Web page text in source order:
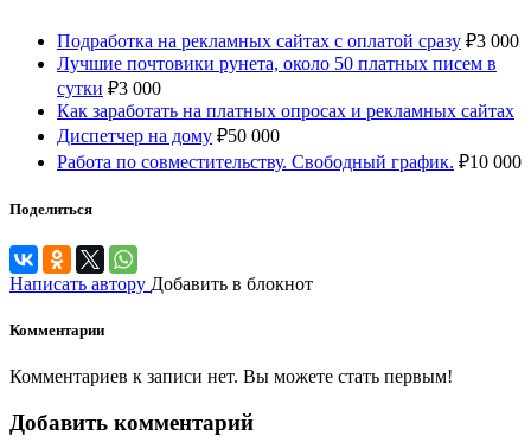
Подработка на рекламных сайтах с оплатой сразу ₽3 000
Лучшие почтовики рунета, около 50 платных писем в
сутки ₽3 000
Как заработать на платных опросах и рекламных сайтах
Диспетчер на дому ₽50 000
Работа по совместительству. Свободный график. ₽10 000
Поделиться
Написать автору Добавить в блокнот
Комментарии
Комментариев к записи нет. Вы можете стать первым!
Добавить комментарий